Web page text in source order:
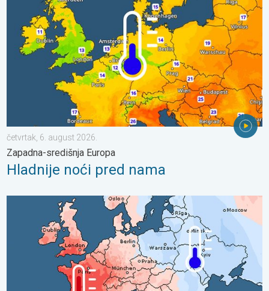
četvrtak, 6. august 2026.
Zapadna-središnja Europa
Hladnije noći pred nama
Oštri kontrasti u vremenu u srpnju. Razlike u Europi. . .